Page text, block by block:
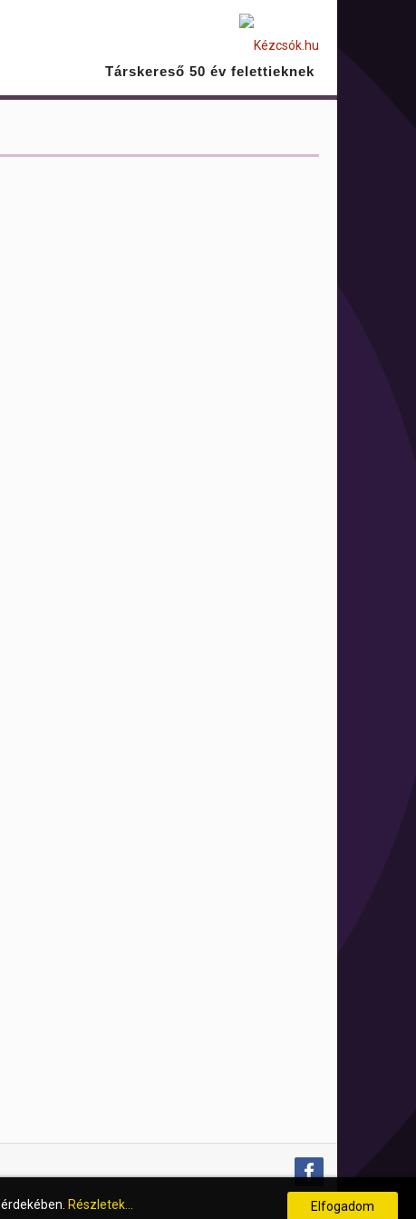
Társkereső 50 év felettieknek
Részletek... Elfogadom